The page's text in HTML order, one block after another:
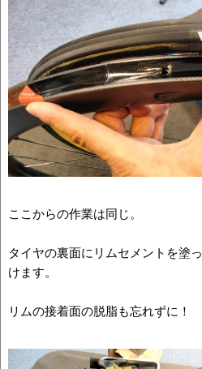
ここからの作業は同じ。
タイヤの裏面にリムセメントを塗
けます。
リムの接着面の脱脂も忘れずに！